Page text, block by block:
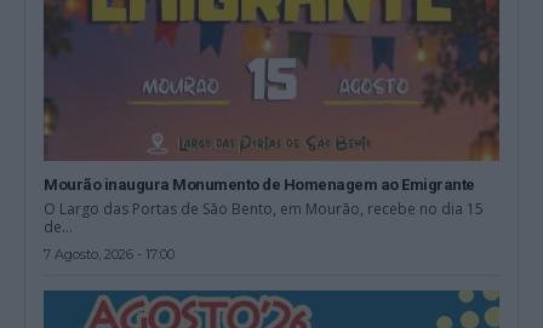
Mourão inaugura Monumento de Homenagem ao Emigrante
O Largo das Portas de São Bento, em Mourão, recebe no dia 15
de...
7 Agosto, 2026 - 17:00